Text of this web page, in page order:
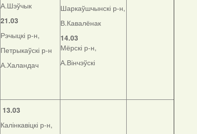
А.Шэўчык
21.03
Рэчыцкі р-н,
Петрыкаўскі р-н
А.Халандач
Шаркаўшчынскі р-н,
В.Кавалёнак
14.03
Мёрскі р-н,
А.Вінчэўскі
13.03
Калінкавіцкі р-н,